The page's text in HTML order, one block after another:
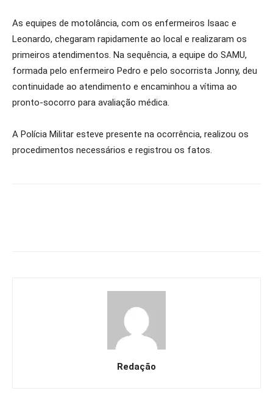
As equipes de motolância, com os enfermeiros Isaac e
Leonardo, chegaram rapidamente ao local e realizaram os
primeiros atendimentos. Na sequência, a equipe do SAMU,
formada pelo enfermeiro Pedro e pelo socorrista Jonny, deu
continuidade ao atendimento e encaminhou a vítima ao
pronto-socorro para avaliação médica.
A Polícia Militar esteve presente na ocorrência, realizou os
procedimentos necessários e registrou os fatos.
Redação